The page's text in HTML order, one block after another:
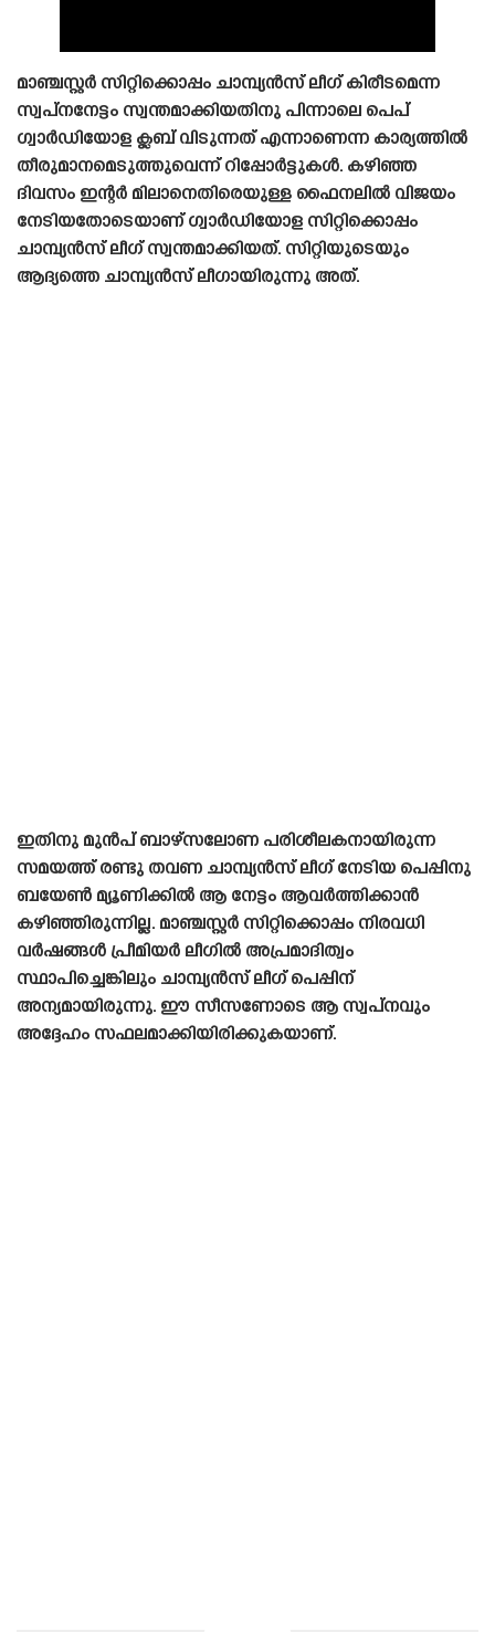
മാഞ്ചസ്റ്റർ സിറ്റിക്കൊപ്പം ചാമ്പ്യൻസ് ലീഗ് കിരീടമെന്ന
സ്വപ്‌നനേട്ടം സ്വന്തമാക്കിയതിനു പിന്നാലെ പെപ്
ഗ്വാർഡിയോള ക്ലബ് വിടുന്നത് എന്നാണെന്ന കാര്യത്തിൽ
തീരുമാനമെടുത്തുവെന്ന് റിപ്പോർട്ടുകൾ. കഴിഞ്ഞ
ദിവസം ഇന്റർ മിലാനെതിരെയുള്ള ഫൈനലിൽ വിജയം
നേടിയതോടെയാണ് ഗ്വാർഡിയോള സിറ്റിക്കൊപ്പം
ചാമ്പ്യൻസ് ലീഗ് സ്വന്തമാക്കിയത്. സിറ്റിയുടെയും
ആദ്യത്തെ ചാമ്പ്യൻസ് ലീഗായിരുന്നു അത്.
ഇതിനു മുൻപ് ബാഴ്‌സലോണ പരിശീലകനായിരുന്ന
സമയത്ത് രണ്ടു തവണ ചാമ്പ്യൻസ് ലീഗ് നേടിയ പെപ്പിനു
ബയേൺ മ്യൂണിക്കിൽ ആ നേട്ടം ആവർത്തിക്കാൻ
കഴിഞ്ഞിരുന്നില്ല. മാഞ്ചസ്റ്റർ സിറ്റിക്കൊപ്പം നിരവധി
വർഷങ്ങൾ പ്രീമിയർ ലീഗിൽ അപ്രമാദിത്വം
സ്ഥാപിച്ചെങ്കിലും ചാമ്പ്യൻസ് ലീഗ് പെപ്പിന്
അന്യമായിരുന്നു. ഈ സീസണോടെ ആ സ്വപ്‌നവും
അദ്ദേഹം സഫലമാക്കിയിരിക്കുകയാണ്.